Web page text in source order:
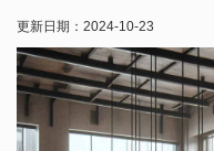
更新日期： 2024-10-23